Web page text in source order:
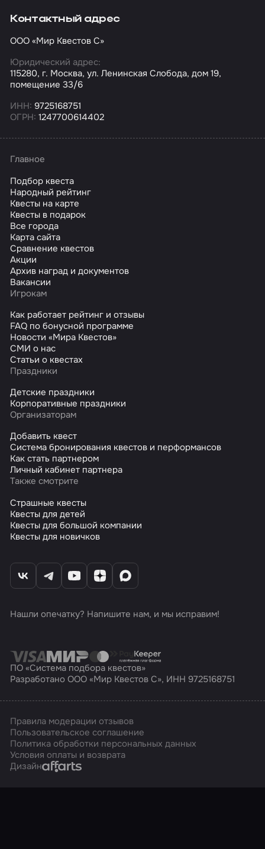
Контактный адрес
ООО «Мир Квестов С»
Юридический адрес:
115280, г. Москва, ул. Ленинская Слобода, дом 19,
помещение 33/6
ИНН: 9725168751
ОГРН: 1247700614402
Главное
Подбор квеста
Народный рейтинг
Квесты на карте
Квесты в подарок
Все города
Карта сайта
Сравнение квестов
Акции
Архив наград и документов
Вакансии
Игрокам
Как работает рейтинг и отзывы
FAQ по бонусной программе
Новости «Мира Квестов»
СМИ о нас
Статьи о квестах
Праздники
Детские праздники
Корпоративные праздники
Организаторам
Добавить квест
Система бронирования квестов и перформансов
Как стать партнером
Личный кабинет партнера
Также смотрите
Страшные квесты
Квесты для детей
Квесты для большой компании
Квесты для новичков
Нашли опечатку? Напишите нам, и мы исправим!
ПО «Система подбора квестов»
Разработано ООО «Мир Квестов С», ИНН 9725168751
Правила модерации отзывов
Пользовательское соглашение
Политика обработки персональных данных
Условия оплаты и возврата
ДизайнAffarts